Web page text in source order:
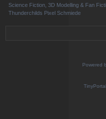
Science Fiction, 3D Modelling & Fan
Thunderchilds Pixel Schmiede
Powered
TinyPortal